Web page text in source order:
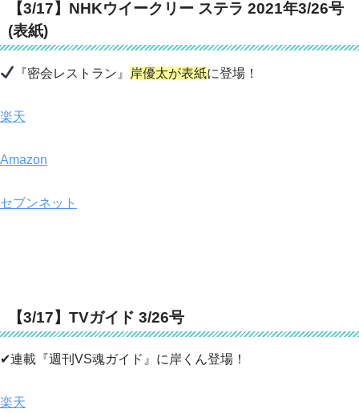
【3/17】NHKウイークリー ステラ 2021年3/26号
(表紙)
『密会レストラン』 岸優太が表紙に登場！
楽天
Amazon
セブンネット
【3/17】TVガイド 3/26号
✔連載『週刊VS魂ガイド』に岸くん登場！
楽天